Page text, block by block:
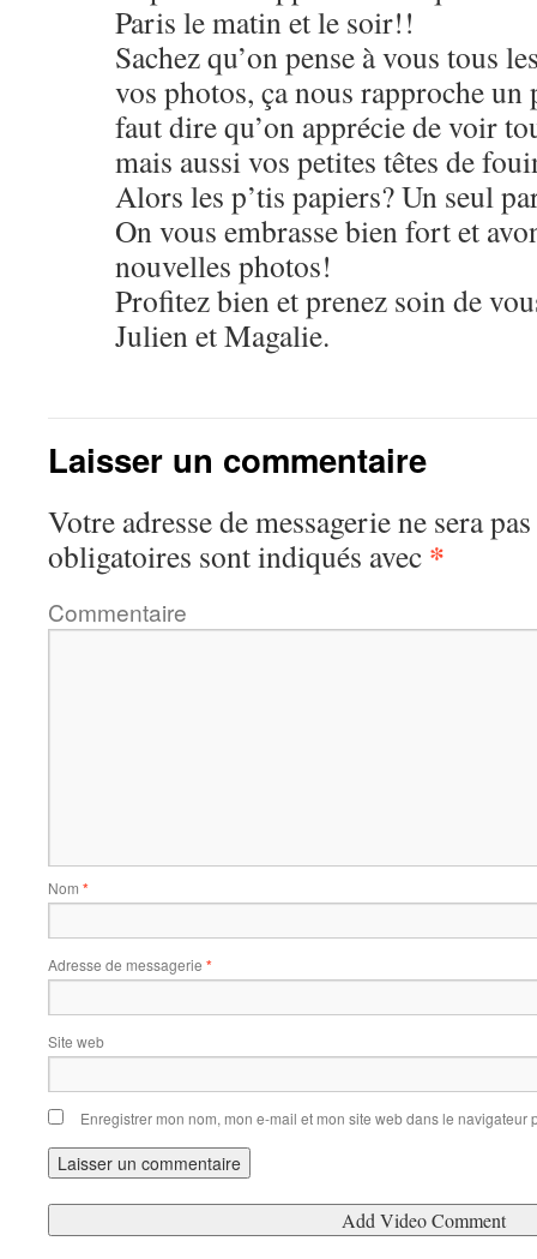
Paris le matin et le soir!!
Sachez qu’on pense à vous tous
vos photos, ça nous rapproche
faut dire qu’on apprécie de voir
mais aussi vos petites têtes de
Alors les p’tis papiers? Un seul
On vous embrasse bien fort et
nouvelles photos!
Profitez bien et prenez soin de
Julien et Magalie.
Laisser un commentaire
Votre adresse de messagerie ne sera
obligatoires sont indiqués avec *
Commentaire
Nom *
Adresse de messagerie *
Site web
Enregistrer mon nom, mon e-mail et mon site web dans le navigateur